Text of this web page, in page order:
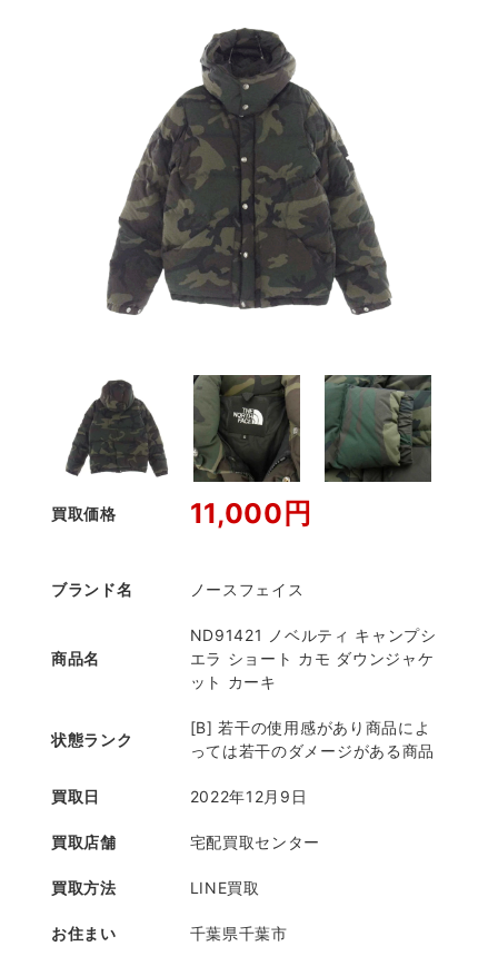
買取価格 11,000円
ブランド名 ノースフェイス
商品名
ND91421 ノベルティ キャンプシ
エラ ショート カモ ダウンジャケ
ット カーキ
状態ランク
[B] 若干の使用感があり商品によ
っては若干のダメージがある商品
買取日 2022年12月9日
買取店舗 宅配買取センター
買取方法 LINE買取
お住まい 千葉県千葉市